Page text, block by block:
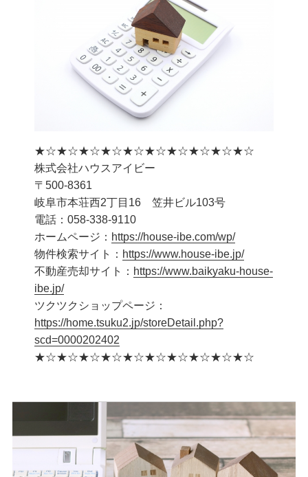
★☆★☆★☆★☆★☆★☆★☆★☆★☆★☆
株式会社ハウスアイビー
〒500-8361
岐阜市本荘西2丁目16 笠井ビル103号
電話：058-338-9110
ホームページ： https://house-ibe.com/wp/
物件検索サイト： https://www.house-ibe.jp/
不動産売却サイト： https://www.baikyaku-house-
ibe.jp/
ツクツクショップページ：
https://home.tsuku2.jp/storeDetail.php?
scd=0000202402
★☆★☆★☆★☆★☆★☆★☆★☆★☆★☆